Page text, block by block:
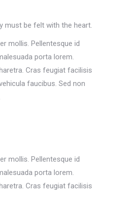
must be felt with the heart.
mollis. Pellentesque id
porta lorem.
Cras feugiat facilisis
faucibus. Sed non
mollis. Pellentesque id
porta lorem.
Cras feugiat facilisis